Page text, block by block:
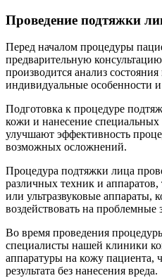
Проведение подтяжки
Перед началом процедуры
предварительную
производится анализ
индивидуальные особенности
Подготовка к процедуре
кожи и нанесение
улучшают эффективность
возможных осложнений.
Процедура подтяжки лица
различных техник и
или ультразвуковые аппараты,
воздействовать на проблемные
Во время проведения
специалисты нашей клиники
аппаратуры на кожу пациента,
результата без нанесения вреда.